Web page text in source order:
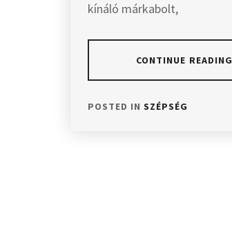
kínáló márkabolt,
CONTINUE READING
POSTED IN SZÉPSÉG